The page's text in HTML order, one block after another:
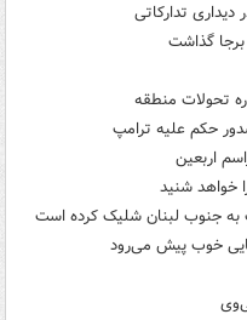
تدارکاتی
گذاشت
تحولات منطقه
حکم علیه ترامپ
اربعین
خواهد شنید
خوب پیش می‌رود